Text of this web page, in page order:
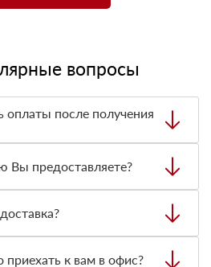
вопросы
оплаты после получения
товара. При этом, если
ненадлежащего качества, то
Вы предоставляете?
качества, а также товарно-
для уточнения деталей заказа.
к вам в офис?